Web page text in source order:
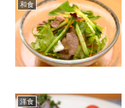
和食
洋食